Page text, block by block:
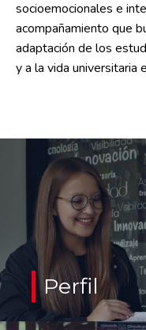
socioemocionales e
acompañamiento que
adaptación de los
y a la vida universitaria
Perfil
Tener un
Tener buenas
Tener la disposición
Demostrar suficiencia
en temas de